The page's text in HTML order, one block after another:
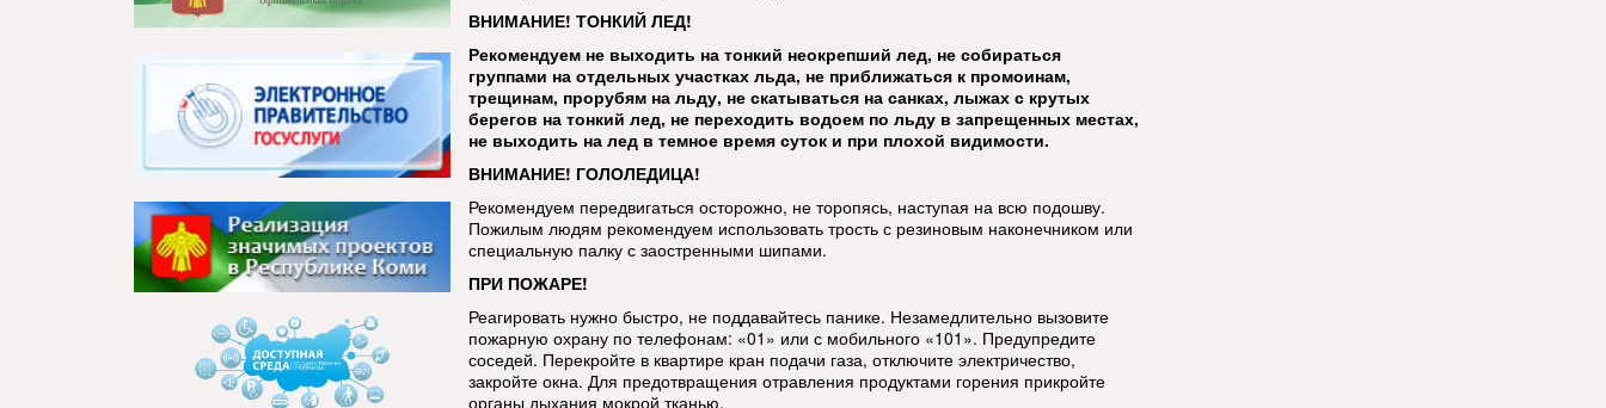
ВНИМАНИЕ! ТОНКИЙ ЛЕД!
Рекомендуем не выходить на тонкий неокрепший лед, не собираться
группами на отдельных участках льда, не приближаться к промоинам,
трещинам, прорубям на льду, не скатываться на санках, лыжах с крутых
берегов на тонкий лед, не переходить водоем по льду в запрещенных местах,
не выходить на лед в темное время суток и при плохой видимости.
ВНИМАНИЕ! ГОЛОЛЕДИЦА!
Рекомендуем передвигаться осторожно, не торопясь, наступая на всю подошву.
Пожилым людям рекомендуем использовать трость с резиновым наконечником или
специальную палку с заостренными шипами.
ПРИ ПОЖАРЕ!
Реагировать нужно быстро, не поддавайтесь панике. Незамедлительно вызовите
пожарную охрану по телефонам: «01» или с мобильного «101». Предупредите
соседей. Перекройте в квартире кран подачи газа, отключите электричество,
закройте окна. Для предотвращения отравления продуктами горения прикройте
органы дыхания мокрой тканью.